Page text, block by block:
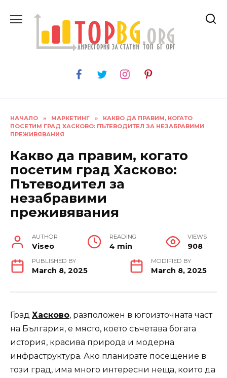
НАЧАЛО » МАРКЕТИНГ »
КАКВО ДА ПРАВИМ, КОГАТО
ПОСЕТИМ ГРАД ХАСКОВО: ПЪТЕВОДИТЕЛ ЗА НЕЗАБРАВИМИ
ПРЕЖИВЯВАНИЯ
Какво да правим, когато
посетим град Хасково:
Пътеводител за
незабравими
преживявания
AUTHOR
Viseo
READING
4 min
VIEWS
908
PUBLISHED BY
March 8, 2025
MODIFIED BY
March 8, 2025
Град Хасково, разположен в югоизточната част
на България, е място, което съчетава богата
история, красива природа и модерна
инфраструктура. Ако планирате посещение в
този град, има много интересни неща, които да